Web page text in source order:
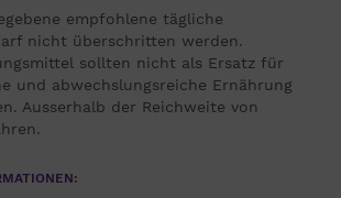
empfohlene tägliche
nicht überschritten werden.
sollten nicht als Ersatz für
und abwechslungsreiche Ernährung
Ausserhalb der Reichweite von